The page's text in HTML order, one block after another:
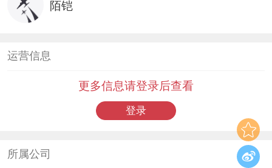
陌铠
运营信息
更多信息请登录后查看
登录
所属公司